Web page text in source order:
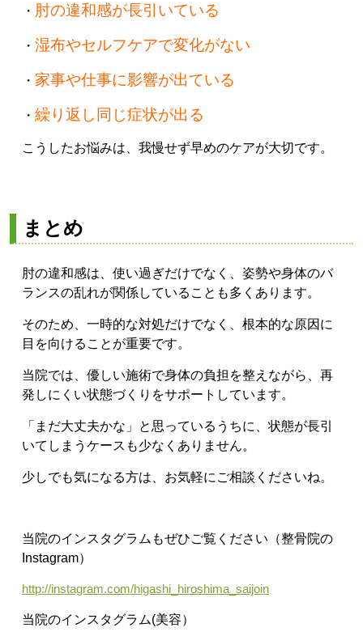
・ 肘の違和感が長引いている
・ 湿布やセルフケアで変化がない
・ 家事や仕事に影響が出ている
・ 繰り返し同じ症状が出る
こうしたお悩みは、我慢せず早めのケアが大切です。
まとめ
肘の違和感は、使い過ぎだけでなく、姿勢や身体のバ
ランスの乱れが関係していることも多くあります。
そのため、一時的な対処だけでなく、根本的な原因に
目を向けることが重要です。
当院では、優しい施術で身体の負担を整えながら、再
発しにくい状態づくりをサポートしています。
「まだ大丈夫かな」と思っているうちに、状態が長引
いてしまうケースも少なくありません。
少しでも気になる方は、お気軽にご相談くださいね。
当院のインスタグラムもぜひご覧ください（整骨院の
Instagram）
http://instagram.com/higashi_hiroshima_saijoin
当院のインスタグラム(美容）